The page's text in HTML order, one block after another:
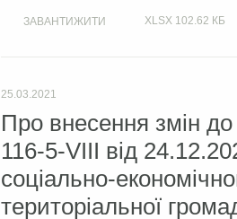
ЗАВАНТИЖИТИ XLSX 102.62 КБ
25.03.2021
Про внесення змін
116-5-VIII від
соціально-
територіальної